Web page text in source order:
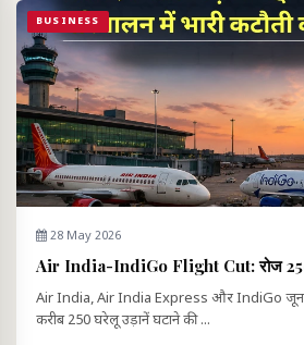
BUSINESS
28 May 2026
Air India-IndiGo Flight Cut: रोज
Air India, Air India Express और IndiGo जून
करीब 250 घरेलू उड़ानें घटाने की ...